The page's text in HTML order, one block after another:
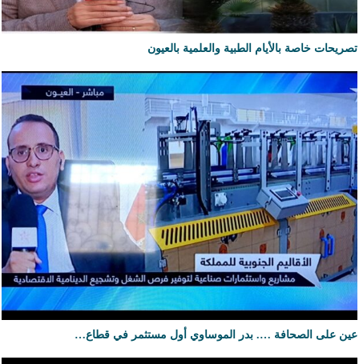
تصريحات خاصة بالأيام الطبية والعلمية بالعيون
عين على الصحافة …. بدر الموساوي أول مستثمر في قطاع…